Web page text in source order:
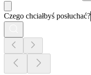
Czego chciałbyś posłuchać?